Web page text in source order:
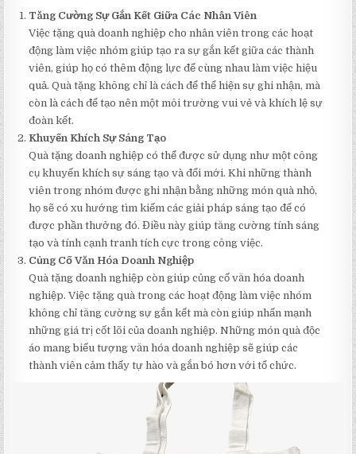
Tăng Cường Sự Gắn Kết Giữa Các Nhân Viên
Việc tặng quà doanh nghiệp cho nhân viên trong các hoạt
động làm việc nhóm giúp tạo ra sự gắn kết giữa các thành
viên, giúp họ có thêm động lực để cùng nhau làm việc hiệu
quả. Quà tặng không chỉ là cách để thể hiện sự ghi nhận, mà
còn là cách để tạo nên một môi trường vui vẻ và khích lệ sự
đoàn kết.
Khuyến Khích Sự Sáng Tạo
Quà tặng doanh nghiệp có thể được sử dụng như một công
cụ khuyến khích sự sáng tạo và đổi mới. Khi những thành
viên trong nhóm được ghi nhận bằng những món quà nhỏ,
họ sẽ có xu hướng tìm kiếm các giải pháp sáng tạo để có
được phần thưởng đó. Điều này giúp tăng cường tính sáng
tạo và tính cạnh tranh tích cực trong công việc.
Củng Cố Văn Hóa Doanh Nghiệp
Quà tặng doanh nghiệp còn giúp củng cố văn hóa doanh
nghiệp. Việc tặng quà trong các hoạt động làm việc nhóm
không chỉ tăng cường sự gắn kết mà còn giúp nhấn mạnh
những giá trị cốt lõi của doanh nghiệp. Những món quà độc
áo mang biểu tượng văn hóa doanh nghiệp sẽ giúp các
thành viên cảm thấy tự hào và gắn bó hơn với tổ chức.